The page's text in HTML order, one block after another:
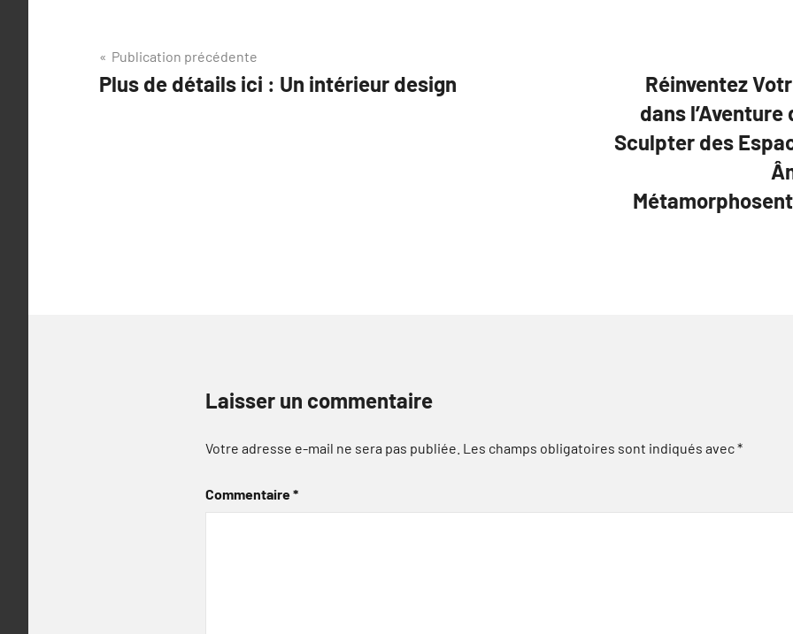
Navigation
de
Publication précédente
Plus de détails ici : Un intérieur design
Réinventez
dans
Sculpter des
Laisser un commentaire
Votre adresse e-mail ne sera pas publiée. Les champs obligatoires sont indiqués avec*
Commentaire*